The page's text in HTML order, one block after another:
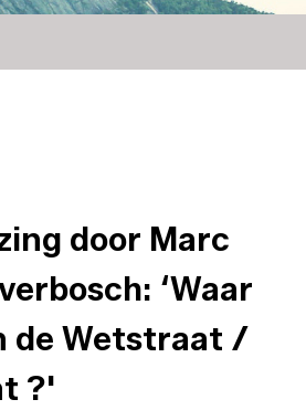
door Marc
‘Waar
de Wetstraat /
?'